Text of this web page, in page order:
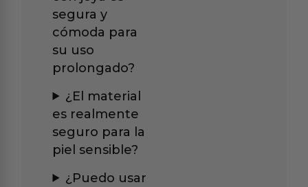
segura y
cómoda para
su uso
prolongado?
¿El material
es realmente
seguro para la
piel sensible?
¿Puedo usar